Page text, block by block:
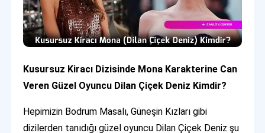
Kusursuz Kiracı Dizisinde Mona Karakterine Can
Veren Güzel Oyuncu Dilan Çiçek Deniz Kimdir?
Hepimizin Bodrum Masalı, Güneşin Kızları gibi
dizilerden tanıdığı güzel oyuncu Dilan Çiçek Deniz şu